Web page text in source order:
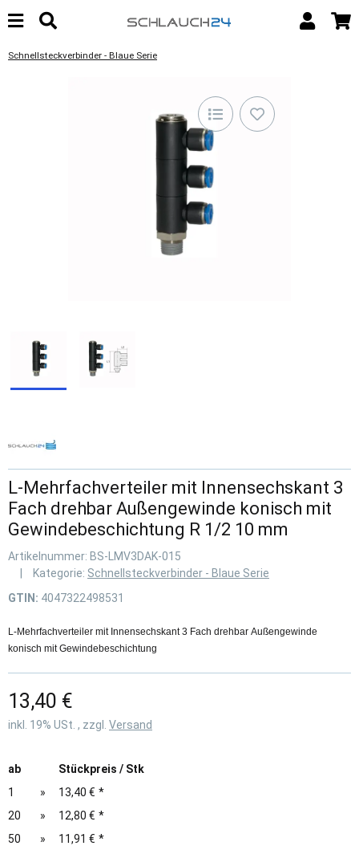
Schnellsteckverbinder - Blaue Serie
L-Mehrfachverteiler mit Innensechskant 3
Fach drehbar Außengewinde konisch mit
Gewindebeschichtung R 1/2 10 mm
Artikelnummer: BS-LMV3DAK-015
Kategorie: Schnellsteckverbinder - Blaue Serie
GTIN: 4047322498531
L-Mehrfachverteiler mit Innensechskant 3 Fach drehbar Außengewinde
konisch mit Gewindebeschichtung
13,40 €
inkl. 19% USt. , zzgl. Versand
ab
Stückpreis / Stk
1
» 13,40 € *
20
» 12,80 € *
50
» 11,91 € *